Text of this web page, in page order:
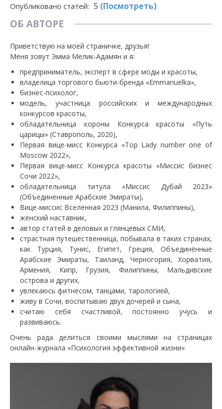
Опубликовано статей: 5 (Посмотреть)
ОБ АВТОРЕ
Приветствую на моей страничке, друзья!
Меня зовут Эмма Мелик-Адамян и я:
предприниматель, эксперт в сфере моды и красоты,
владелица торгового бьюти-бренда «Emmanuelka»,
бизнес-психолог,
модель, участница российских и международных
конкурсов красоты,
обладательница короны Конкурса красоты «Путь
царицы» (Ставрополь, 2020),
Первая вице-мисс Конкурса «Top Lady number one of
Moscow 2022»,
Первая вице-мисс Конкурса красоты «Миссис бизнес
Сочи 2022»,
обладательница титула «Миссис Дубай 2023»
(Объединенные Арабские Эмираты),
Вице-миссис Вселенная 2023 (Манила, Филиппины),
женский наставник,
автор статей в деловых и глянцевых СМИ,
страстная путешественница, побывала в таких странах,
как Турция, Тунис, Египет, Греция, Объединённые
Арабские Эмираты, Таиланд, Черногория, Хорватия,
Армения, Кипр, Грузия, Филиппины, Мальдивские
острова и других,
увлекаюсь фитнесом, танцами, тарологией,
живу в Сочи, воспитываю двух дочерей и сына,
считаю себя счастливой, постоянно учусь и
развиваюсь.
Очень рада делиться своими мыслями на страницах
онлайн-журнала «Психология эффективной жизни»